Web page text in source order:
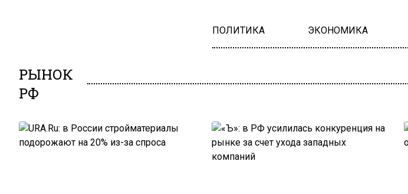
ПОЛИТИКА ЭКОНОМИКА
РЫНОК
РФ